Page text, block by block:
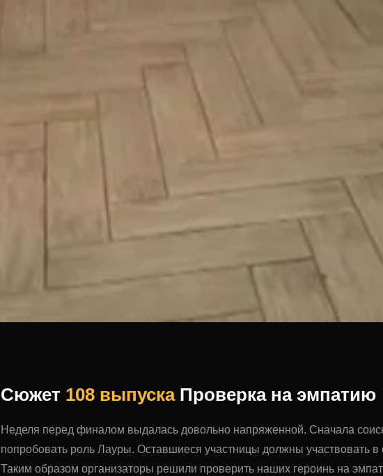
Сюжет 108 выпускаПроверка на эмпатию
Неделя перед финалом выдалась довольно напряженной. Сначала
попробовать роль Лауры. Оставшиеся участницы должны участвовать
Таким образом организаторы решили проверить наших героинь на